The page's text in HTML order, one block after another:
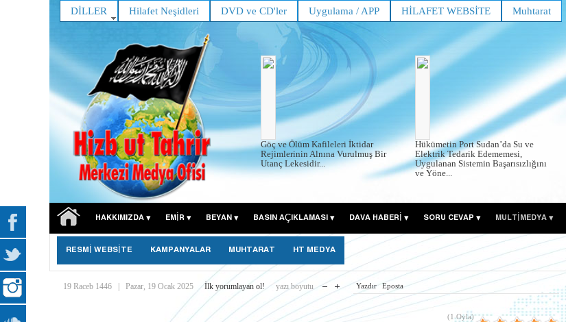
DİLLER Hilafet Neşidleri DVD ve CD'ler Uygulama / APP HİLAFET WEBSİTE Muhtarat
Göç ve Ölüm Kafileleri İktidar
Rejimlerinin Alnına Vurulmuş Bir
Utanç Lekesidir...
Hükümetin Port Sudan’da Su ve
Elektrik Tedarik Edememesi,
Uygulanan Sistemin Başarısızlığını
ve Yöne...
HAKKIMIZDA EMIR BEYAN BASIN AÇIKLAMASI DAVA HABERİ SORU CEVAP MULTİMEDYA
RESMİ WEBSİTE KAMPANYALAR MUHTARAT HT MEDYA
19 Raceb 1446 Pazar, 19 Ocak 2025 İlk yorumlayan ol! yazı boyutu Yazdır Eposta
(1 Oyla)